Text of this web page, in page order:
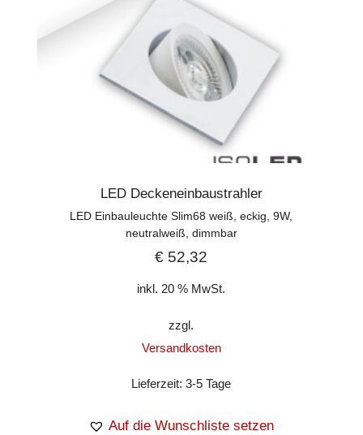
LED Deckeneinbaustrahler
LED Einbauleuchte Slim68 weiß, eckig, 9W,
neutralweiß, dimmbar
€ 52,32
inkl. 20 % MwSt.
zzgl.
Versandkosten
Lieferzeit:3-5 Tage
Auf die Wunschliste setzen